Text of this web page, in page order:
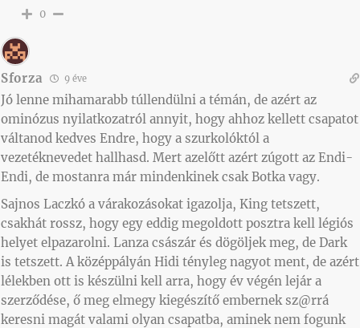
0
Sforza 9 éve
Jó lenne mihamarabb túllendülni a témán, de azért az
ominózus nyilatkozatról annyit, hogy ahhoz kellett csapatot
váltanod kedves Endre, hogy a szurkolóktól a
vezetéknevedet hallhasd. Mert azelőtt azért zúgott az Endi-
Endi, de mostanra már mindenkinek csak Botka vagy.
Sajnos Laczkó a várakozásokat igazolja, King tetszett,
csakhát rossz, hogy egy eddig megoldott posztra kell légiós
helyet elpazarolni. Lanza császár és dögöljek meg, de Dark
is tetszett. A középpályán Hidi tényleg nagyot ment, de azért
lélekben ott is készülni kell arra, hogy év végén lejár a
szerződése, ő meg elmegy kiegészítő embernek sz@rrá
keresni magát valami olyan csapatba, aminek nem fogunk